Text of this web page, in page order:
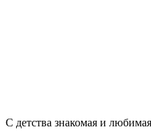
С детства знакомая и